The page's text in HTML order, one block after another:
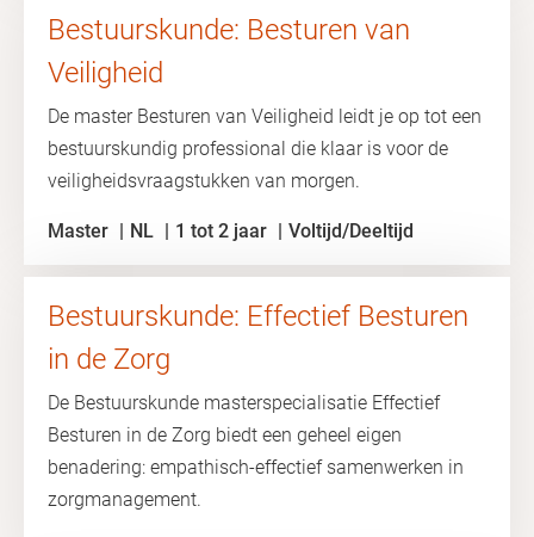
Bestuurskunde: Besturen van
Veiligheid
De master Besturen van Veiligheid leidt je op tot een
bestuurskundig professional die klaar is voor de
veiligheidsvraagstukken van morgen.
Master NL 1 tot 2 jaar Voltijd/Deeltijd
Bestuurskunde: Effectief Besturen
in de Zorg
De Bestuurskunde masterspecialisatie Effectief
Besturen in de Zorg biedt een geheel eigen
benadering: empathisch-effectief samenwerken in
zorgmanagement.